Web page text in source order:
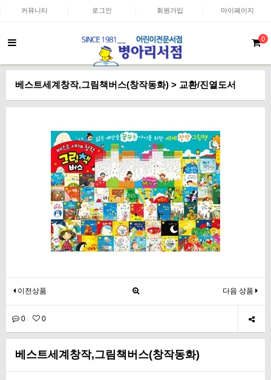
커뮤니티 로그인 회원가입 마이페이지
0
베스트세계창작,그림책버스(창작동화) > 교환/진열도서
이전상품 다음 상품
0 0
베스트세계창작,그림책버스(창작동화)